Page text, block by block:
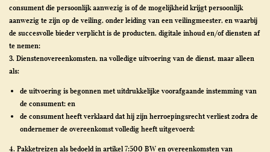
consument die persoonlijk aanwezig is of de mogelijkheid krijgt persoonlijk
aanwezig te zijn op de veiling, onder leiding van een veilingmeester, en waarbij
de succesvolle bieder verplicht is de producten, digitale inhoud en/of diensten af
te nemen;
3. Dienstenovereenkomsten, na volledige uitvoering van de dienst, maar alleen
als:
de uitvoering is begonnen met uitdrukkelijke voorafgaande instemming van
de consument; en
de consument heeft verklaard dat hij zijn herroepingsrecht verliest zodra de
ondernemer de overeenkomst volledig heeft uitgevoerd;
4. Pakketreizen als bedoeld in artikel 7:500 BW en overeenkomsten van